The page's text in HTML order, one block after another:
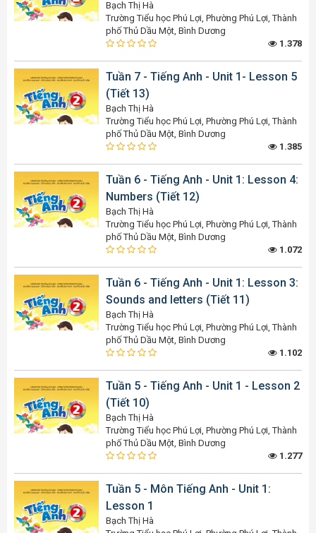
Bạch Thị Hà
Trường Tiểu học Phú Lợi, Phường Phú Lợi, Thành
phố Thủ Dầu Một, Bình Dương
1.378
Tuần 7 - Tiếng Anh - Unit 1- Lesson 5
(Tiết 13)
Bạch Thị Hà
Trường Tiểu học Phú Lợi, Phường Phú Lợi, Thành
phố Thủ Dầu Một, Bình Dương
1.385
Tuần 6 - Tiếng Anh - Unit 1: Lesson 4:
Numbers (Tiết 12)
Bạch Thị Hà
Trường Tiểu học Phú Lợi, Phường Phú Lợi, Thành
phố Thủ Dầu Một, Bình Dương
1.072
Tuần 6 - Tiếng Anh - Unit 1: Lesson 3:
Sounds and letters (Tiết 11)
Bạch Thị Hà
Trường Tiểu học Phú Lợi, Phường Phú Lợi, Thành
phố Thủ Dầu Một, Bình Dương
1.102
Tuần 5 - Tiếng Anh - Unit 1 - Lesson 2
(Tiết 10)
Bạch Thị Hà
Trường Tiểu học Phú Lợi, Phường Phú Lợi, Thành
phố Thủ Dầu Một, Bình Dương
1.277
Tuần 5 - Môn Tiếng Anh - Unit 1:
Lesson 1
Bạch Thị Hà